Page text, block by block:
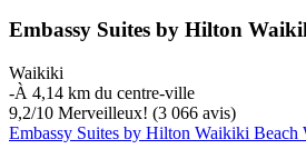
Embassy Suites by Hilton
Waikiki
‐À 4,14 km du centre-ville
9,2/10 Merveilleux! (3 066 avis)
Embassy Suites by Hilton Waikiki Beach